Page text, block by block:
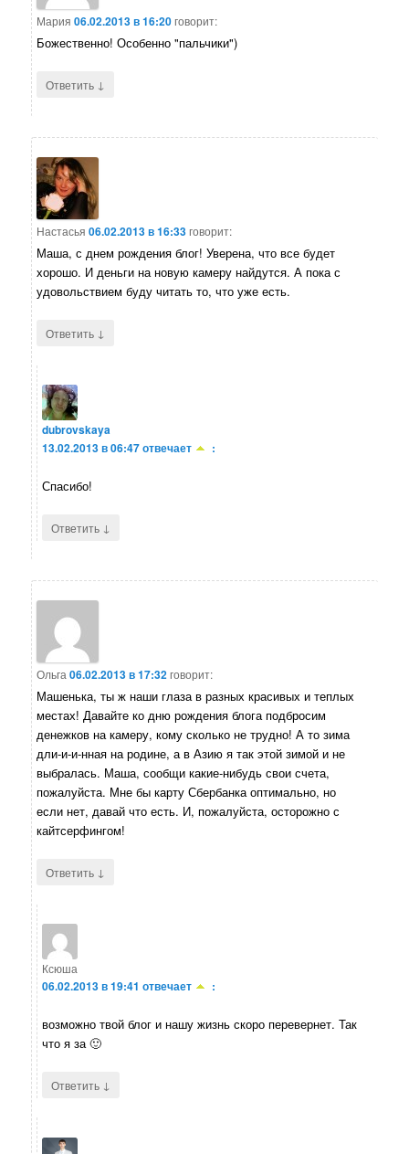
Мария 06.02.2013 в 16:20говорит:
Божественно! Особенно "пальчики")
Ответить ↓
Настасья 06.02.2013 в 16:33говорит:
Маша, с днем рождения блог! Уверена, что все будет
хорошо. И деньги на новую камеру найдутся. А пока с
удовольствием буду читать то, что уже есть.
Ответить ↓
dubrovskaya
13.02.2013 в 06:47отвечает :
Спасибо!
Ответить ↓
Ольга 06.02.2013 в 17:32говорит:
Машенька, ты ж наши глаза в разных красивых и теплых
местах! Давайте ко дню рождения блога подбросим
денежков на камеру, кому сколько не трудно! А то зима
дли-и-и-нная на родине, а в Азию я так этой зимой и не
выбралась. Маша, сообщи какие-нибудь свои счета,
пожалуйста. Мне бы карту Сбербанка оптимально, но
если нет, давай что есть. И, пожалуйста, осторожно с
кайтсерфингом!
Ответить ↓
Ксюша
06.02.2013 в 19:41 отвечает :
возможно твой блог и нашу жизнь скоро перевернет. Так
что я за 🙂
Ответить ↓